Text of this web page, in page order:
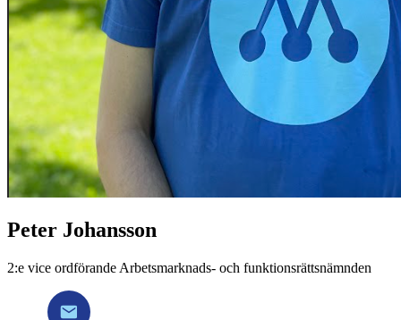
Peter Johansson
2:e vice ordförande Arbetsmarknads- och funktionsrättsnämnden